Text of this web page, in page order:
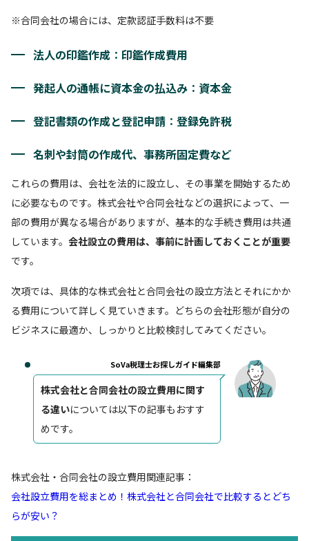
※合同会社の場合には、定款認証手数料は不要
法人の印鑑作成 ： 印鑑作成費用
発起人の通帳に資本金の払込み ： 資本金
登記書類の作成と登記申請 ： 登録免許税
名刺や封筒の作成代、事務所固定費など
これらの費用は、会社を法的に設立し、その事業を開始するため
に必要なものです。株式会社や合同会社などの選択によって、一
部の費用が異なる場合がありますが、基本的な手続き費用は共通
しています。 会社設立の費用は、事前に計画しておくことが重要
です。
次項では、具体的な株式会社と合同会社の設立方法とそれにかか
る費用について詳しく見ていきます。どちらの会社形態が自分の
ビジネスに最適か、しっかりと比較検討してみてください。
SoVa税理士お探しガイド編集部
株式会社と合同会社の設立費用に関す
る違いについては以下の記事もおすす
めです。
株式会社・合同会社の設立費用関連記事：
会社設立費用を総まとめ！株式会社と合同会社で比較するとどち
らが安い？